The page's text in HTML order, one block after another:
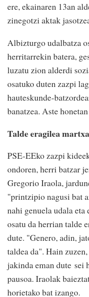
ere, ekainaren 13an
zinegotzi aktak
Albizturgo udalbatza
herritarrekin batera,
luzatu zion alderdi
osatuko duten zazpi
hauteskunde-
banatzea. Aste
Talde eragilea
PSE-EEko zazpi
ondoren, herri batzar
Gregorio Iraola,
"printzipio nagusi bat
nahi genuela udala
osatu da herrian talde
dute. "Genero, adin,
taldea da". Hain
jakinda eman dute sei
pausoa. Iraolak
horietako bat izango.